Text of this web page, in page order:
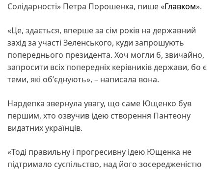
Солідарності» Петра Порошенка, пише «Главком».
«Це, здається, вперше за сім років на державний
захід за участі Зеленського, куди запрошують
попереднього президента. Хоч могли б, звичайно,
запросити всіх попередніх керівників держави, бо є
теми, які обʼєднують», – написала вона.
Нардепка звернула увагу, що саме Ющенко був
першим, хто озвучив ідею створення Пантеону
видатних українців.
«Тоді правильну і прогресивну ідею Ющенка не
підтримало суспільство, над його зосередженістю